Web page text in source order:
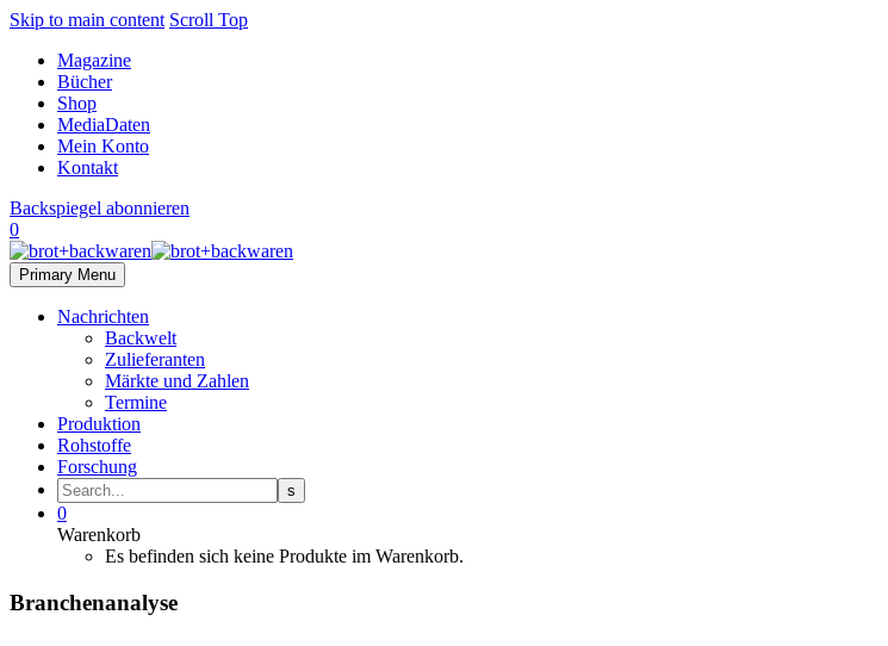
Skip to main content Scroll Top
Magazine
Bücher
Shop
MediaDaten
Mein Konto
Kontakt
Backspiegel abonnieren
0
Primary Menu
Nachrichten
Backwelt
Zulieferanten
Märkte und Zahlen
Termine
Produktion
Rohstoffe
Forschung
0
Warenkorb
Es befinden sich keine Produkte im Warenkorb.
Branchenanalyse